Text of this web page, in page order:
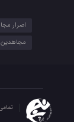
اصرار
مجاهدین